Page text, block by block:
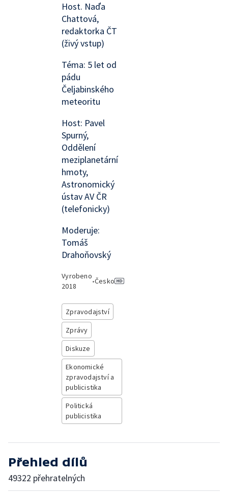
Host. Naďa
Chattová,
redaktorka ČT
(živý vstup)
Téma: 5 let od
pádu
Čeljabinského
meteoritu
Host: Pavel
Spurný,
Oddělení
meziplanetární
hmoty,
Astronomický
ústav AV ČR
(telefonicky)
Moderuje:
Tomáš
Drahoňovský
Vyrobeno
2018
•Česko
Zpravodajství
Zprávy
Diskuze
Ekonomické
zpravodajství a
publicistika
Politická
publicistika
Přehled dílů
49322 přehratelných